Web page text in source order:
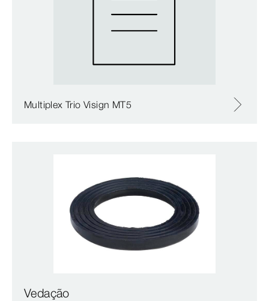
Multiplex Trio Visign MT5
Vedação